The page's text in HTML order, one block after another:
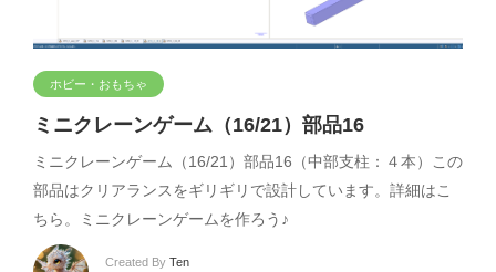
ホビー・おもちゃ
ミニクレーンゲーム（16/21）部品16
ミニクレーンゲーム（16/21）部品16（中部支柱：４本）この
部品はクリアランスをギリギリで設計しています。詳細はこ
ちら。ミニクレーンゲームを作ろう♪
Created By Ten